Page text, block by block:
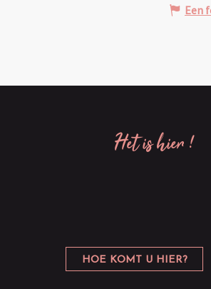
Een
het is hier !
HOE KOMT U HIER?